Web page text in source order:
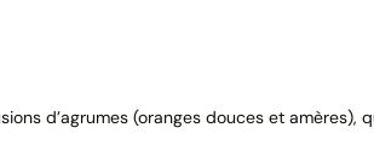
d’agrumes (oranges douces et